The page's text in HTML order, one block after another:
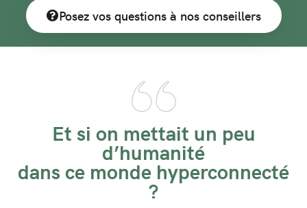
Posez vos questions à nos conseillers
Et si on mettait un peu
d’humanité
dans ce monde hyperconnecté
?